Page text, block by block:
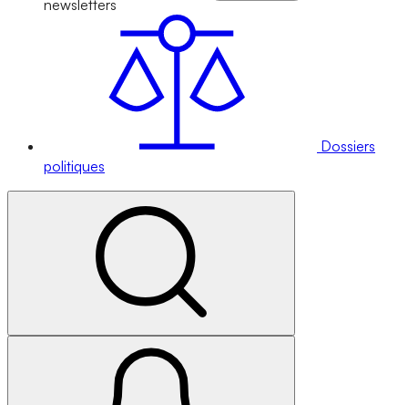
newsletters
Dossiers
politiques